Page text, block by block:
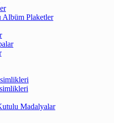
Plaketler
Madalyalar